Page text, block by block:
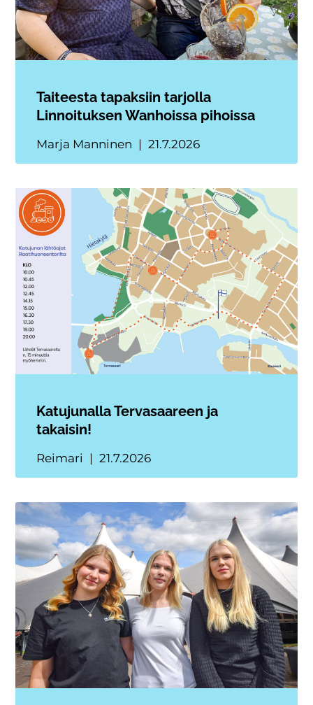
Taiteesta tapaksiin tarjolla
Linnoituksen Wanhoissa pihoissa
Marja Manninen 21.7.2026
Katujunalla Tervasaareen ja
takaisin!
Reimari 21.7.2026